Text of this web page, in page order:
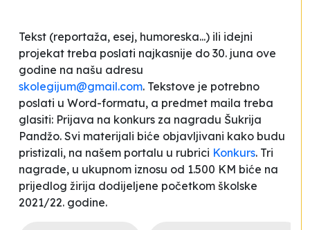
Tekst (reportaža, esej, humoreska...) ili idejni
projekat treba poslati najkasnije do 30. juna ove
godine na našu adresu
skolegijum@gmail.com. Tekstove je potrebno
poslati u Word-formatu, a predmet maila treba
glasiti: Prijava na konkurs za nagradu Šukrija
Pandžo. Svi materijali biće objavljivani kako budu
pristizali, na našem portalu u rubrici Konkurs. Tri
nagrade, u ukupnom iznosu od 1.500 KM biće na
prijedlog žirija dodijeljene početkom školske
2021/22. godine.